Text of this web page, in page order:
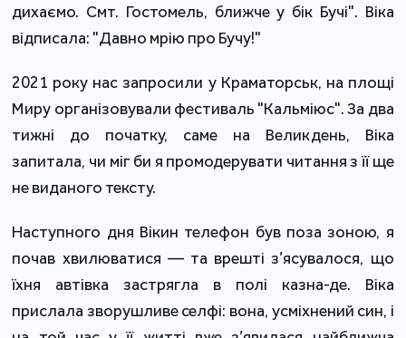
дихаємо. Смт. Гостомель, ближче у бік Бучі". Віка
відписала: "Давно мрію про Бучу!"
2021 року нас запросили у Краматорськ, на площі
Миру організовували фестиваль "Кальміюс". За два
тижні до початку, саме на Великдень, Віка
запитала, чи міг би я промодерувати читання з її ще
не виданого тексту.
Наступного дня Вікин телефон був поза зоною, я
почав хвилюватися — та врешті з’ясувалося, що
їхня автівка застрягла в полі казна-де. Віка
прислала зворушливе селфі: вона, усміхнений син, і